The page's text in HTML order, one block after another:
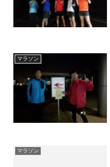
マラソン
マラソン